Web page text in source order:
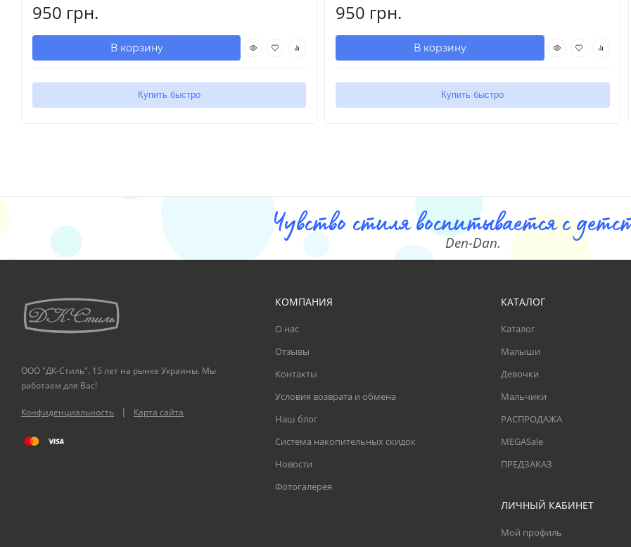
950 грн.
В корзину
Купить быстро
950 грн.
В корзину
Купить быстро
Чувство стиля воспитывается с
Den-Dan.
ООО "ДК-Стиль". 15 лет на рынке Украины. Мы
работаем для Вас!
Конфиденциальность | Карта сайта
КОМПАНИЯ
О нас
Отзывы
Контакты
Условия возврата и обмена
Наш блог
Система накопительных скидок
Новости
Фотогалерея
КАТАЛОГ
Каталог
Малыши
Девочки
Мальчики
РАСПРОДАЖА
MEGASale
ПРЕДЗАКАЗ
ЛИЧНЫЙ КАБИНЕТ
Мой профиль